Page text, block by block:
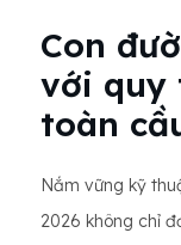
Con
với quy
toàn
Nắm vững kỹ
2026 không chỉ